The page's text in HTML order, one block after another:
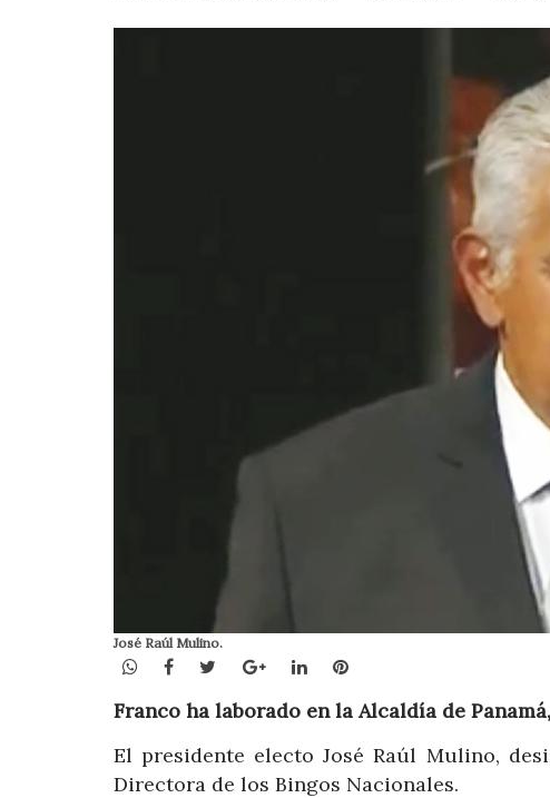
José Raúl Mulino.
WhatsApp
Facebook
TwitterGoogle+LinkedInPinterest
Franco ha laborado en la Alcaldía de
El presidente electo José Raúl Mulino,
Directora de los Bingos Nacionales.